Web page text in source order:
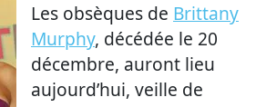
Les obsèques de Brittany
Murphy, décédée le 20
décembre, auront lieu
aujourd’hui, veille de